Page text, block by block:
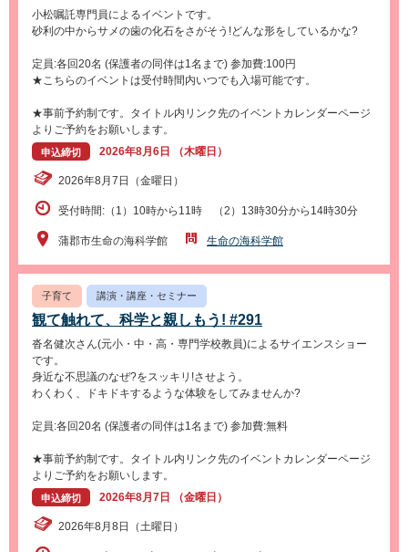
小松嘱託専門員によるイベントです。
砂利の中からサメの歯の化石をさがそう!どんな形をしているかな?
定員:各回20名 (保護者の同伴は1名まで) 参加費:100円
★こちらのイベントは受付時間内いつでも入場可能です。
★事前予約制です。タイトル内リンク先のイベントカレンダーページ
よりご予約をお願いします。
申込締切 2026年8月6日 （木曜日）
2026年8月7日（金曜日）
受付時間:（1）10時から11時 （2）13時30分から14時30分
蒲郡市生命の海科学館 生命の海科学館
子育て 講演・講座・セミナー
観て触れて、科学と親しもう! #291
沓名健次さん(元小・中・高・専門学校教員)によるサイエンスショー
です。
身近な不思議のなぜ?をスッキリ!させよう。
わくわく、ドキドキするような体験をしてみませんか?
定員:各回20名 (保護者の同伴は1名まで) 参加費:無料
★事前予約制です。タイトル内リンク先のイベントカレンダーページ
よりご予約をお願いします。
申込締切 2026年8月7日 （金曜日）
2026年8月8日（土曜日）